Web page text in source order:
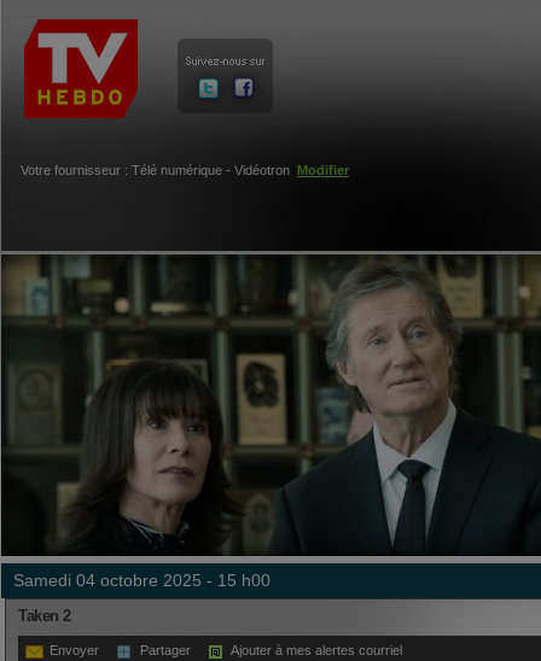
Votre fournisseur : Télé numérique - Vidéotron Modifier
samedi 04 octobre 2025 - 15 h00
Taken 2
Envoyer Partager Ajouter à mes alertes courriel